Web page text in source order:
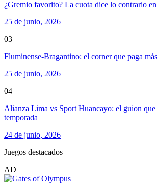
¿Gremio favorito? La cuota dice lo contrario
25 de junio, 2026
03
Fluminense-Bragantino: el corner que paga
25 de junio, 2026
04
Alianza Lima vs Sport Huancayo: el guion que
temporada
24 de junio, 2026
Juegos destacados
AD